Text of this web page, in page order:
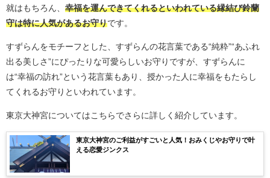
就はもちろん、 幸福を運んできてくれるといわれている縁結び鈴蘭
守は特に人気があるお守りです。
すずらんをモチーフとした、すずらんの花言葉である“純粋”“あふれ
出る美しさ”にぴったりな可愛らしいお守りですが、すずらんに
は“幸福の訪れ”という花言葉もあり、授かった人に幸福をもたらし
てくれるお守りといわれています。
東京大神宮についてはこちらでさらに詳しく紹介しています。
東京大神宮のご利益がすごいと人気！おみくじやお守りで叶
える恋愛ジンクス